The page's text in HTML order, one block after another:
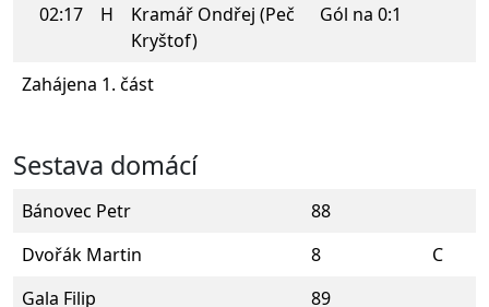
02:17 H
Kramář Ondřej (Peč
Kryštof)
Gól na 0:1
Zahájena 1. část
Sestava domácí
Bánovec Petr
88
Dvořák Martin
8
C
Gala Filip
89